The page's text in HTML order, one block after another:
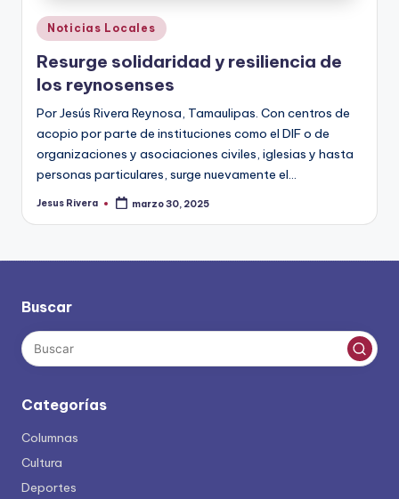
Publicado
en
Noticias Locales
Resurge solidaridad y resiliencia de
los reynosenses
Por Jesús Rivera Reynosa, Tamaulipas. Con centros de
acopio por parte de instituciones como el DIF o de
organizaciones y asociaciones civiles, iglesias y hasta
personas particulares, surge nuevamente el…
Publicado
Jesus Rivera marzo 30, 2025
Buscar
Categorías
Columnas
Cultura
Deportes